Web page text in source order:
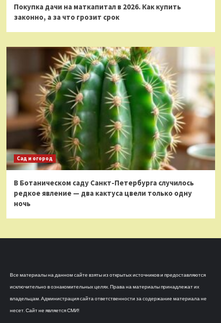
Покупка дачи на маткапитал в 2026. Как купить
законно, а за что грозит срок
Сад и огород
В Ботаническом саду Санкт-Петербурга случилось
редкое явление — два кактуса цвели только одну
ночь
Все материалы на данном сайте взяты из открытых источников и предоставляются
исключительно в ознакомительных целях. Права на материалы принадлежат их
владельцам. Администрация сайта ответственности за содержание материала не
несет. Сайт не является СМИ!